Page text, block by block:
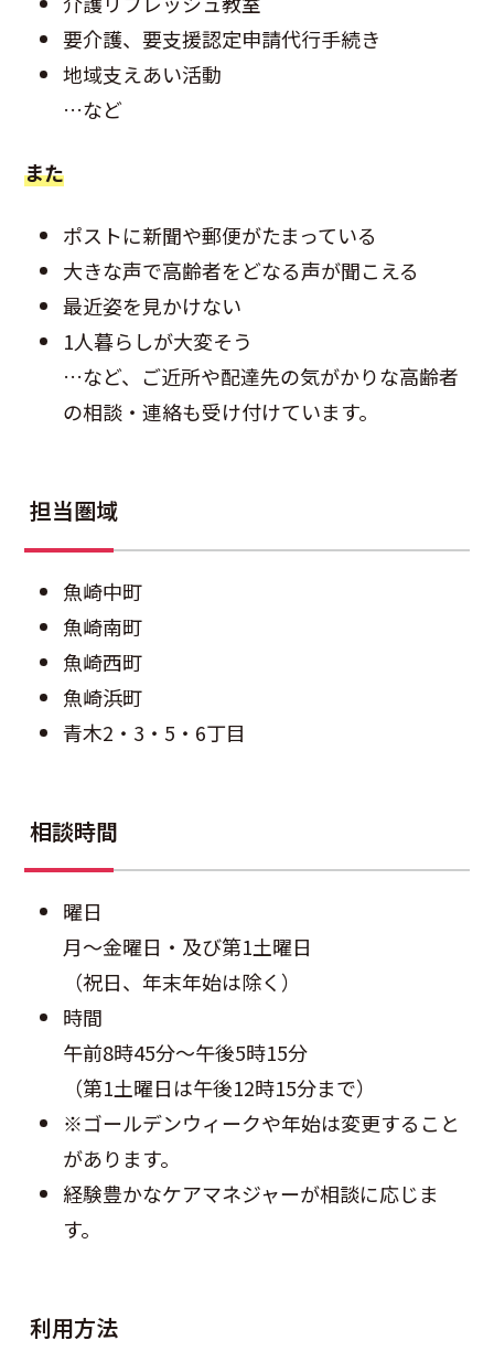
要介護、要支援認定申請代行手続き
地域支えあい活動
…など
また
ポストに新聞や郵便がたまっている
大きな声で高齢者をどなる声が聞こえる
最近姿を見かけない
1人暮らしが大変そう
…など、ご近所や配達先の気がかりな高齢者
の相談・連絡も受け付けています。
担当圏域
魚崎中町
魚崎南町
魚崎西町
魚崎浜町
青木2・3・5・6丁目
相談時間
曜日
月～金曜日・及び第1土曜日
（祝日、年末年始は除く）
時間
午前8時45分～午後5時15分
（第1土曜日は午後12時15分まで）
※ゴールデンウィークや年始は変更すること
があります。
経験豊かなケアマネジャーが相談に応じま
す。
利用方法